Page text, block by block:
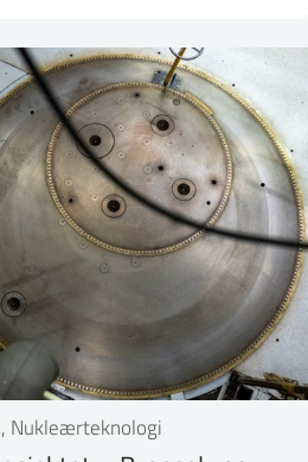
Nukleærteknologi